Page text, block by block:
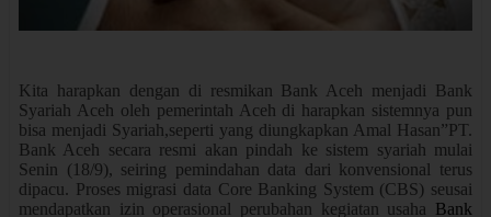
Kita harapkan dengan di resmikan Bank Aceh menjadi Bank
Syariah Aceh oleh pemerintah Aceh di harapkan sistemnya pun
bisa menjadi Syariah,seperti yang diungkapkan Amal Hasan”PT.
Bank Aceh secara resmi akan pindah ke sistem syariah mulai
Senin (18/9), seiring pemindahan data dari konvensional terus
dipacu. Proses migrasi data Core Banking System (CBS) seusai
mendapatkan izin operasional perubahan kegiatan usaha Bank